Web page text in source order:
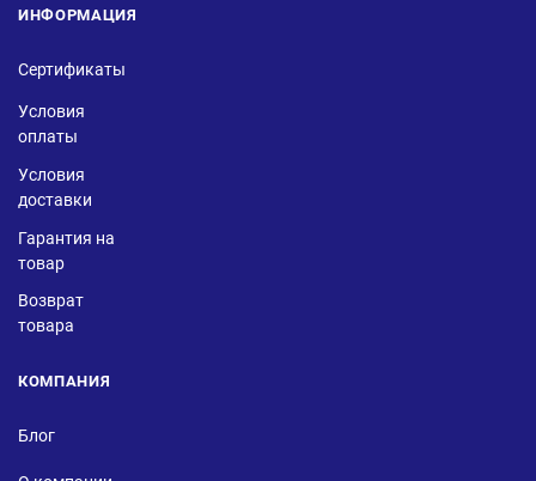
ИНФОРМАЦИЯ
Сертификаты
Условия
оплаты
Условия
доставки
Гарантия на
товар
Возврат
товара
КОМПАНИЯ
Блог